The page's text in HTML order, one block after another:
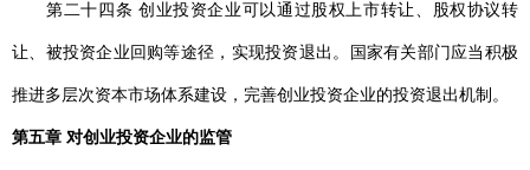
第二十四条 创业投资企业可以通过股权上市转让、股权协议转
让、被投资企业回购等途径，实现投资退出。国家有关部门应当积极
推进多层次资本市场体系建设，完善创业投资企业的投资退出机制。
第五章 对创业投资企业的监管